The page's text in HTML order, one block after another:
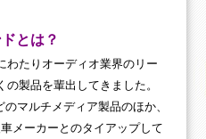
とは？
わたりオーディオ業界のリー
製品を輩出してきました。
マルチメディア製品のほか、
メーカーとのタイアップして